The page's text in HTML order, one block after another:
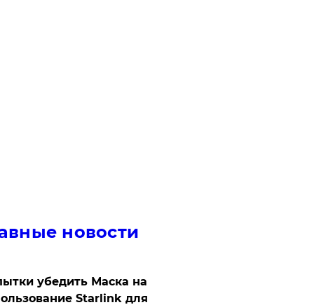
новости
убедить Маска на
Starlink для